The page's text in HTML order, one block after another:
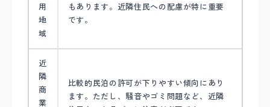
用
地
域
もあります。近隣住民への配慮が特に重要
です。
近
隣
商
業
比較的民泊の許可が下りやすい傾向にあり
ます。ただし、騒音やゴミ問題など、近隣